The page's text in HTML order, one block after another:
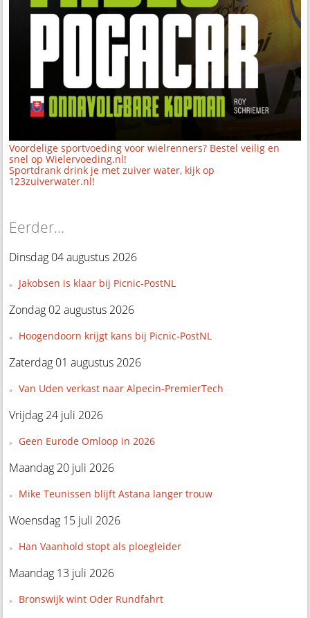
Voordelige sportvoeding voor wielrenners? Bestel veilig en
snel op Wielervoeding.nl!
Sportdrank drink je met zuiver water, kijk op
123zuiverwater.nl!
Eerder...
Dinsdag 04 augustus 2026
Jakobsen is klaar bij Picnic-PostNL
Zondag 02 augustus 2026
Hoogendoorn krijgt kans bij Picnic-PostNL
Zaterdag 01 augustus 2026
Van Uden verkast naar Alpecin-PremierTech
Vrijdag 24 juli 2026
Geen Eurode Omloop in 2026
Maandag 20 juli 2026
Mike Teunissen blijft Astana langer trouw
Woensdag 15 juli 2026
Han Vaanhold stopt als ploegleider
Maandag 13 juli 2026
Bronswijk wint Oder Rundfahrt